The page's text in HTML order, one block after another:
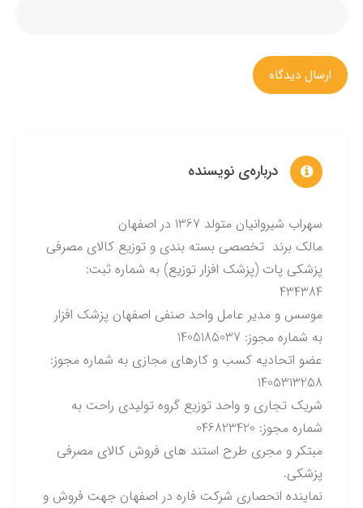
ارسال دیدگاه
درباره‌ی نویسنده
سهراب شیروانیان متولد 1367 در اصفهان
مالک برند تخصصی بسته بندی و توزیع کالای مصرفی
پزشکی پات (پزشک افزار توزیع) به شماره ثبت:
434384
موسس و مدیر عامل واحد صنفی اصفهان پزشک افزار
به شماره مجوز: 1405185037
عضو اتحادیه کسب و کارهای مجازی به شماره مجوز:
1405313258
شریک تجاری و واحد توزیع گروه تولیدی راحت به
شماره مجوز: 046823420
مبتکر و مجری طرح استند های فروش کالای مصرفی
پزشکی.
نماینده انحصاری شرکت فاره در اصفهان جهت فروش و